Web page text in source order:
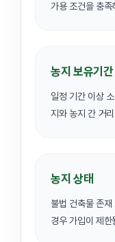
가용 조건을 충족
농지 보유기간
일정 기간 이상
지와 농지 간 거
농지 상태
불법 건축물 존
경우 가입이 제한